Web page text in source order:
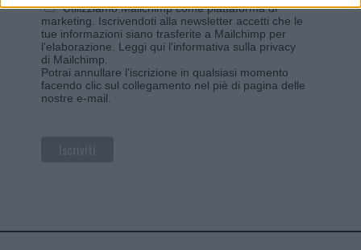
Utilizziamo Mailchimp come piattaforma di
marketing. Iscrivendoti alla newsletter accetti che le
tue informazioni siano trasferite a Mailchimp per
l'elaborazione. Leggi qui l'informativa sulla privacy
di Mailchimp
Potrai annullare l'iscrizione in qualsiasi momento
facendo clic sul collegamento nel piè di pagina delle
nostre e-mail.